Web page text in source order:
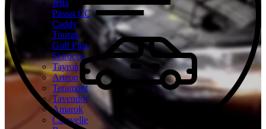
Jetta
Passat CC
Caddy
Touran
Golf Plus
Scirocco
Tayron
Arteon
Teramont
Tavendor
Amarok
Caravelle